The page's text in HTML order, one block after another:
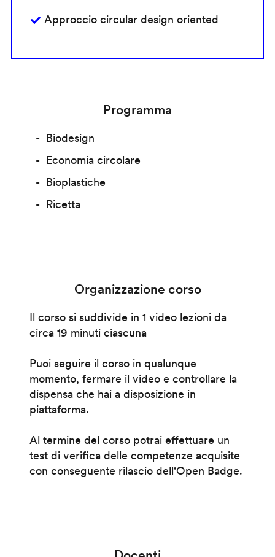
Approccio circular design oriented
Programma
Biodesign
Economia circolare
Bioplastiche
Ricetta
Organizzazione corso
Il corso si suddivide in 1 video lezioni da
circa 19 minuti ciascuna
Puoi seguire il corso in qualunque
momento, fermare il video e controllare la
dispensa che hai a disposizione in
piattaforma.
Al termine del corso potrai effettuare un
test di verifica delle competenze acquisite
con conseguente rilascio dell'Open Badge.